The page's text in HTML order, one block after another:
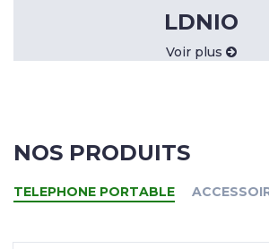
LDNIO
Voir plus
NOS PRODUITS
TELEPHONE PORTABLE